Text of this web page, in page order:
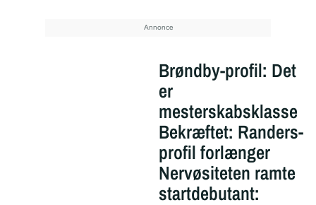
Brøndby-profil: Det
er
mesterskabsklasse
Bekræftet: Randers-
profil forlænger
Nervøsiteten ramte
startdebutant: